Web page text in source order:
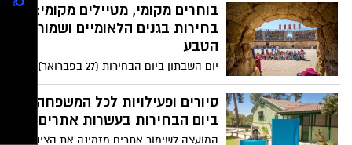
חברים ומשפחות - לנצל את יום השבתון
לפעילות של כיף עם חיבור לטבע ולאדמה,
זמן איכות לצד עזרה לענף החקלאות שנקלע
במשק של אביחי באבני איתן בגולן, דרך עזרה
בעמק חפר, ועד קטיף לימונים ופומלות אצל
יהודה החקלאי במושב שוקדה שבדרום -
תוכלו לבחור את האיזור שמתאים לכם.
בוחרים מקומי, מטיילים מקומי: יום
בחירות בגנים הלאומיים ושמורות
הטבע
יום השבתון ביום הבחירות (27 בפברואר) הוא
הזדמנות נהדרת ליהנות מיום טיול משפחתי
בטבע!
סיורים ופעילויות לכל המשפחה
ביום הבחירות בעשרות אתרים
המועצה לשימור אתרים מזמינה את הציבור